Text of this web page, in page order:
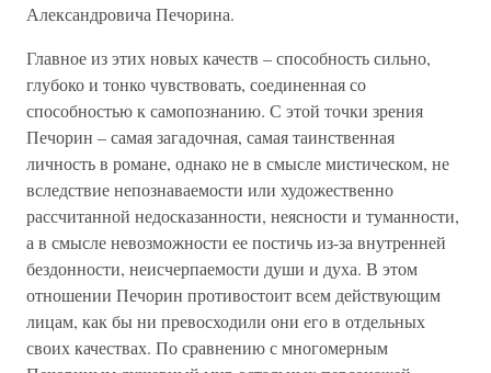
Александровича Печорина.
Главное из этих новых качеств – способность сильно,
глубоко и тонко чувствовать, соединенная со
способностью к самопознанию. С этой точки зрения
Печорин – самая загадочная, самая таинственная
личность в романе, однако не в смысле мистическом, не
вследствие непознаваемости или художественно
рассчитанной недосказанности, неясности и туманности,
а в смысле невозможности ее постичь из-за внутренней
бездонности, неисчерпаемости души и духа. В этом
отношении Печорин противостоит всем действующим
лицам, как бы ни превосходили они его в отдельных
своих качествах. По сравнению с многомерным